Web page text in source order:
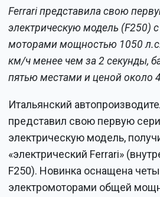
Ferrari представила свою
электрическую модель (F250)
моторами мощностью 1050
км/ч менее чем за 2 секунды,
пятью местами и ценой около
Итальянский
представил свою первую
электрическую модель,
«электрический Ferrari»
F250). Новинка оснащена
электромоторами общей